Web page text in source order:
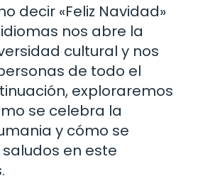
decir «Feliz Navidad»
nos abre la
cultural y nos
de todo el
exploraremos
se celebra la
y cómo se
en este